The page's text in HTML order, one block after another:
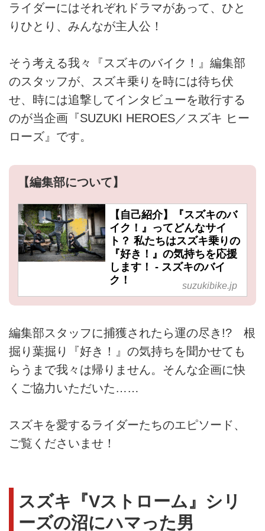
ライダーにはそれぞれドラマがあって、ひと
りひとり、みんなが主人公！
そう考える我々『スズキのバイク！』編集部
のスタッフが、スズキ乗りを時には待ち伏
せ、時には追撃してインタビューを敢行する
のが当企画『SUZUKI HEROES／スズキ ヒー
ローズ』です。
【編集部について】
【自己紹介】『スズキのバ
イク！』ってどんなサイ
ト？ 私たちはスズキ乗りの
『好き！』の気持ちを応援
します！ - スズキのバイ
ク！
suzukibike.jp
編集部スタッフに捕獲されたら運の尽き!? 根
掘り葉掘り『好き！』の気持ちを聞かせても
らうまで我々は帰りません。そんな企画に快
くご協力いただいた……
スズキを愛するライダーたちのエピソード、
ご覧くださいませ！
スズキ『Vストローム』シリ
ーズの沼にハマった男